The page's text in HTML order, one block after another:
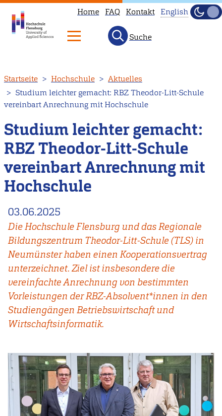
zum
Inhalt
Home FAQ Kontakt
available
English.
Head
to
our
English
instead.
English
Hell
Suche
Startseite Hochschule
Aktuelles
Studium leichter gemacht: RBZ Theodor-Litt-Schule
vereinbart Anrechnung mit Hochschule
Studium leichter gemacht:
RBZ Theodor-Litt-Schule
vereinbart Anrechnung mit
Hochschule
03.06.2025
Die Hochschule Flensburg und das Regionale
Bildungszentrum Theodor-Litt-Schule (TLS) in
Neumünster haben einen Kooperationsvertrag
unterzeichnet. Ziel ist insbesondere die
vereinfachte Anrechnung von bestimmten
Vorleistungen der RBZ-Absolvent*innen in den
Studiengängen Betriebswirtschaft und
Wirtschaftsinformatik.